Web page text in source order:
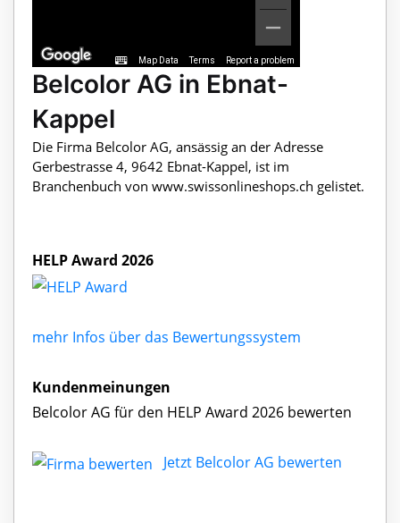
Map Data Terms Report a problem
Belcolor AG in Ebnat-
Kappel
Die Firma Belcolor AG, ansässig an der Adresse
Gerbestrasse 4, 9642 Ebnat-Kappel, ist im
Branchenbuch von www.swissonlineshops.ch gelistet.
HELP Award 2026
mehr Infos über das Bewertungssystem
Kundenmeinungen
Belcolor AG für den HELP Award 2026 bewerten
Jetzt Belcolor AG bewerten